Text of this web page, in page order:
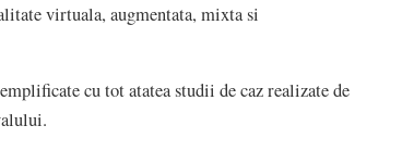
virtuala, augmentata, mixta si
cu tot atatea studii de caz realizate de